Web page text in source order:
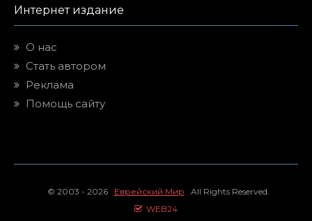
Интернет издание
О нас
Стать автором
Реклама
Помощь сайту
© 2003 - 2026 Еврейский Мир All Rights Reserved.
WEB24